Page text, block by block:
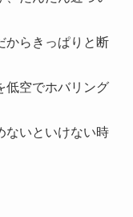
からきっぱりと断
低空でホバリング
ないといけない時